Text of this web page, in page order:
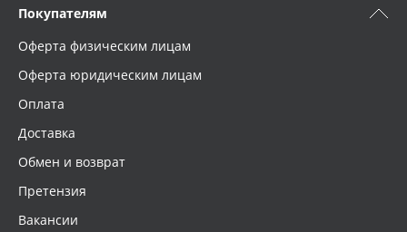
Покупателям
Оферта физическим лицам
Оферта юридическим лицам
Оплата
Доставка
Обмен и возврат
Претензия
Вакансии